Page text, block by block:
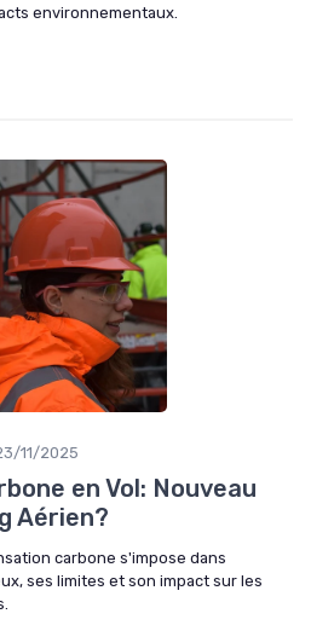
environnementaux.
11/2025
en Vol: Nouveau
Aérien?
carbone s'impose dans
ses limites et son impact sur les